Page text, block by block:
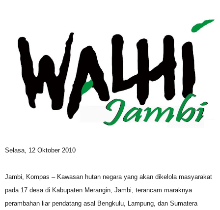
Selasa, 12 Oktober 2010
Jambi, Kompas – Kawasan hutan negara yang akan dikelola masyarakat
pada 17 desa di Kabupaten Merangin, Jambi, terancam maraknya
perambahan liar pendatang asal Bengkulu, Lampung, dan Sumatera